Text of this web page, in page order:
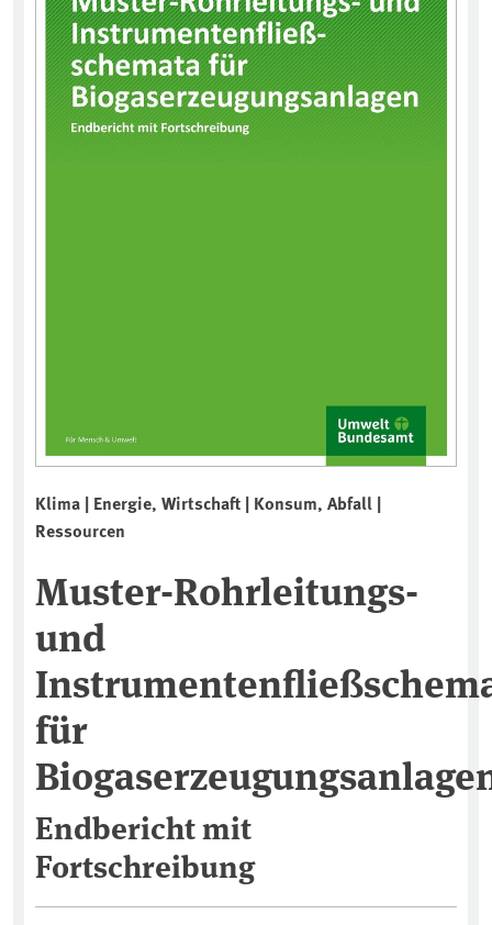
Klima | Energie, Wirtschaft | Konsum, Abfall |
Ressourcen
Muster-Rohrleitungs-
und
für
Endbericht mit
Fortschreibung